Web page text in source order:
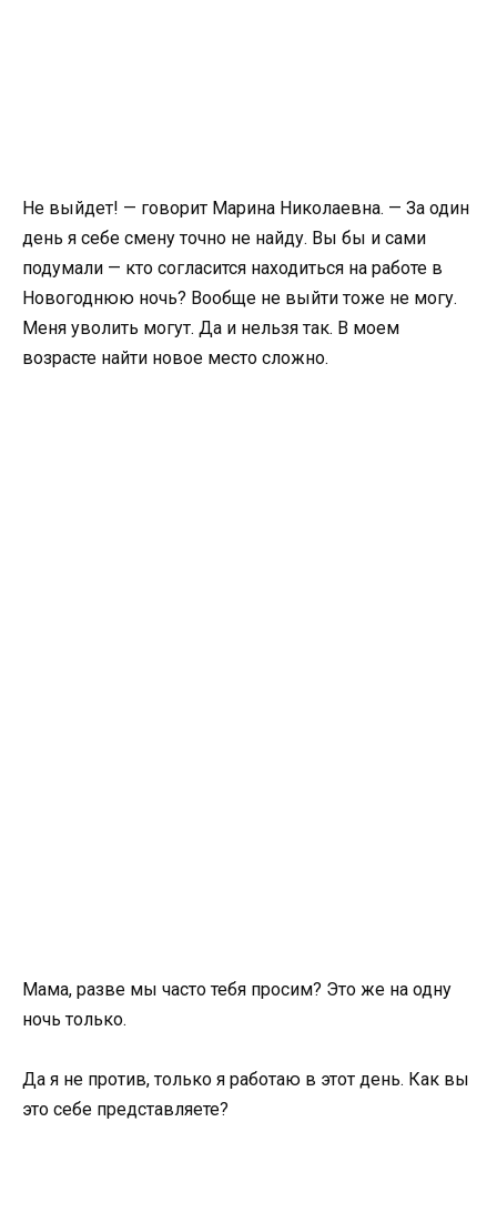
Не выйдет! — говорит Марина Николаевна. — За один
день я себе смену точно не найду. Вы бы и сами
подумали — кто согласится находиться на работе в
Новогоднюю ночь? Вообще не выйти тоже не могу.
Меня уволить могут. Да и нельзя так. В моем
возрасте найти новое место сложно.
Мама, разве мы часто тебя просим? Это же на одну
ночь только.
Да я не против, только я работаю в этот день. Как вы
это себе представляете?